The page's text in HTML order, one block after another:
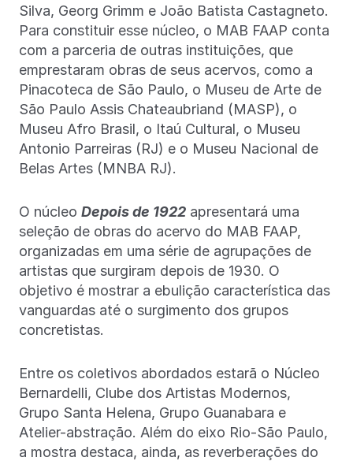
Silva, Georg Grimm e João Batista Castagneto.
Para constituir esse núcleo, o MAB FAAP conta
com a parceria de outras instituições, que
emprestaram obras de seus acervos, como a
Pinacoteca de São Paulo, o Museu de Arte de
São Paulo Assis Chateaubriand (MASP), o
Museu Afro Brasil, o Itaú Cultural, o Museu
Antonio Parreiras (RJ) e o Museu Nacional de
Belas Artes (MNBA RJ).
O núcleo Depois de 1922 apresentará uma
seleção de obras do acervo do MAB FAAP,
organizadas em uma série de agrupações de
artistas que surgiram depois de 1930. O
objetivo é mostrar a ebulição característica das
vanguardas até o surgimento dos grupos
concretistas.
Entre os coletivos abordados estarã o Núcleo
Bernardelli, Clube dos Artistas Modernos,
Grupo Santa Helena, Grupo Guanabara e
Atelier-abstração. Além do eixo Rio-São Paulo,
a mostra destaca, ainda, as reverberações do